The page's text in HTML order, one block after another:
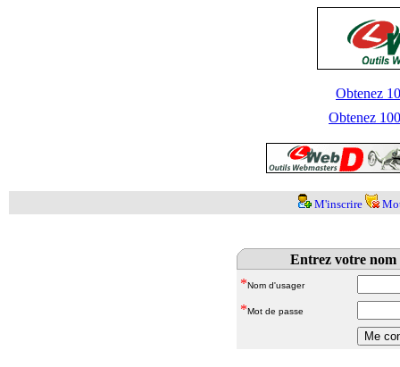
Obtenez
Obtenez
M'inscrire
Entrez votre nom
*Nom d'usager
*Mot de passe